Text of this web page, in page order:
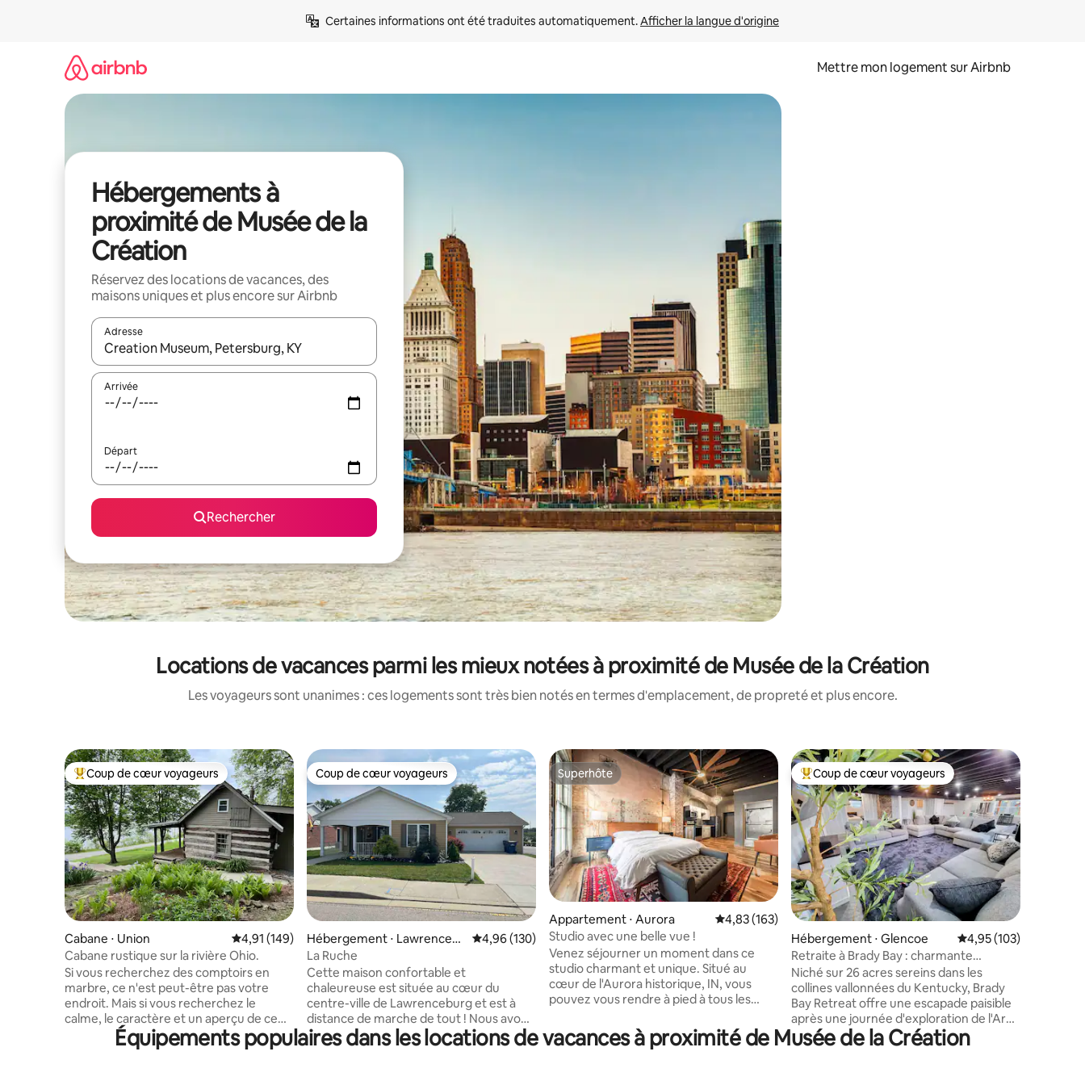
Certaines informations ont été traduites automatiquement. Afficher la langue d'origine
Mettre mon logement sur Airbnb
Hébergements à
proximité de Musée de la
Création
Réservez des locations de vacances, des
maisons uniques et plus encore sur Airbnb
Adresse
Lorsque les résultats s'affichent, utilisez les flèches vers le haut et vers le bas pour les parcourir ou en appuyant et en faisant glisser.
Arrivée
Départ
Rechercher
Locations de vacances parmi les mieux notées à proximité de Musée de la Création
Les voyageurs sont unanimes : ces logements sont très bien notés en termes d'emplacement, de propreté et plus encore.
Coups de cœur voyageurs les plus appréciés
Coup de cœur voyageurs
Cabane ⋅ Union Évaluation moyenne sur la base de 149 commentaires : 4,91 sur 5
4,91 (149)
Cabane rustique sur la rivière Ohio.
Si vous recherchez des comptoirs en
marbre, ce n'est peut-être pas votre
endroit. Mais si vous recherchez le
calme, le caractère et un aperçu de ce
que les choses étaient autrefois, avec
une touche moderne, bienvenue dans
Coup de cœur voyageurs
Coup de cœur voyageurs
Hébergement ⋅ Lawrenceb
urg
Évaluation moyenne sur la base de 130 commentaires : 4,96 sur 5
4,96 (130)
La Ruche
Cette maison confortable et
chaleureuse est située au cœur du
centre-ville de Lawrenceburg et est à
distance de marche de tout ! Nous avons
une grande cour arrière qui est idéale
pour que la famille puisse passer du
Superhôte
Superhôte
Appartement ⋅ Aurora Évaluation moyenne sur la base de 163 commentaires : 4,83 sur 5
4,83 (163)
Studio avec une belle vue !
Venez séjourner un moment dans ce
studio charmant et unique. Situé au
cœur de l'Aurora historique, IN, vous
pouvez vous rendre à pied à tous les
Sortez sur votre patio privé et profitez
de votre vue sur la rivière Ohio ! C'est
Coups de cœur voyageurs les plus appréciés
Coup de cœur voyageurs
Hébergement ⋅ Glencoe Évaluation moyenne
4,95 (103)
Retraite à Brady Bay : charmante
escapade à la ferme près de Ark
Niché sur 26 acres sereins dans les
collines vallonnées du Kentucky, Brady
Bay Retreat offre une escapade paisible
après une journée d'exploration de l'Ark
Encounter ou du Bourbon Trail.
Construite à l'origine par les Amish, cette
Équipements populaires dans les locations de vacances à proximité de Musée de la Création